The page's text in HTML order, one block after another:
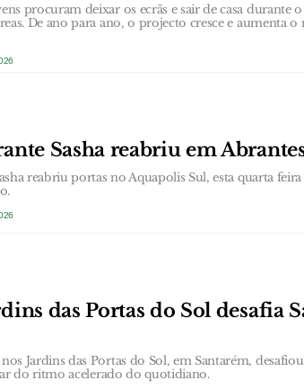
procuram deixar os ecrãs e sair de casa durante
De ano para ano, o projecto cresce e aumenta
Sasha reabriu em
reabriu portas no Aquapolis Sul, esta quarta
das Portas do Sol desafia
Jardins das Portas do Sol, em Santarém,
do ritmo acelerado do quotidiano.